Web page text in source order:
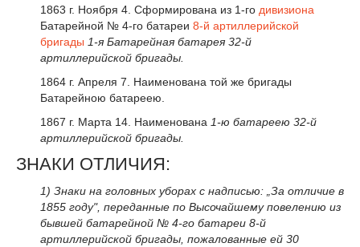
1863 г. Ноября 4. Сформирована из 1-го дивизиона
Батарейной № 4-го батареи 8-й артиллерийской
бригады 1-я Батарейная батарея 32-й
артиллерийской бригады.
1864 г. Апреля 7. Наименована той же бригады
Батарейною батареею.
1867 г. Марта 14. Наименована 1-ю батареею 32-й
артиллерийской бригады.
ЗНАКИ ОТЛИЧИЯ:
1) Знаки на головных уборах с надписью: „За отличие в
1855 году", переданные по Высочайшему повелению из
бывшей батарейной № 4-го батареи 8-й
артиллерийской бригады, пожалованные ей 30